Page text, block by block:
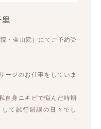
・金山院）にてご予約受
ージのお仕事をしていま
自身ニキビで悩んだ時期
て試行錯誤の日々でし